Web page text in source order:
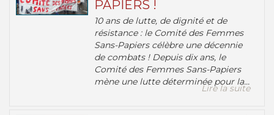
PAPIERS !
10 ans de lutte, de dignité et de
résistance : le Comité des Femmes
Sans-Papiers célèbre une décennie
de combats ! Depuis dix ans, le
Comité des Femmes Sans-Papiers
mène une lutte déterminée pour la...
Lire la suite